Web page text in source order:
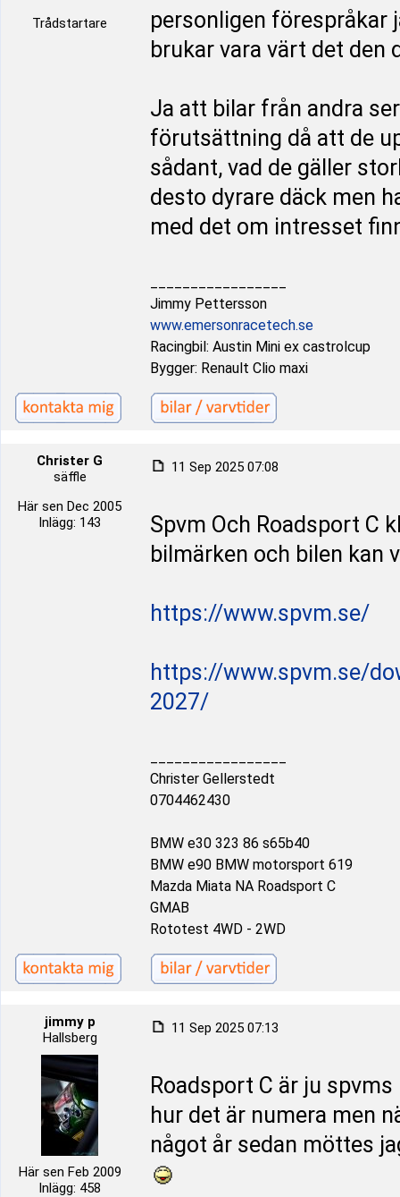
Trådstartare
personligen förespråkar
brukar vara värt det den
Ja att bilar från andra
förutsättning då att de
sådant, vad de gäller
desto dyrare däck men
med det om intresset
Jimmy Pettersson
www.emersonracetech.se
Racingbil: Austin Mini ex castrolcup
Bygger: Renault Clio maxi
Christer G
säffle
Här sen Dec 2005
Inlägg: 143
11 Sep 2025 07:08
Spvm Och Roadsport C
bilmärken och bilen kan
https://www.spvm.se/
https://www.spvm.se/
2027/
Christer Gellerstedt
0704462430
BMW e30 323 86 s65b40
BMW e90 BMW motorsport 619
Mazda Miata NA Roadsport C
GMAB
Rototest 4WD - 2WD
jimmy p
Hallsberg
Här sen Feb 2009
Inlägg: 458
11 Sep 2025 07:13
Roadsport C är ju
hur det är numera men
något år sedan möttes